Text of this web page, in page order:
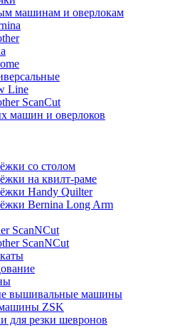
машинам и оверлокам
Line
ScanCut
машин и оверлоков
со столом
на квилт-раме
Handy Quilter
Bernina Long Arm
ScanNCut
ScanNCut
вышивальные машины
ZSK
для резки шевронов